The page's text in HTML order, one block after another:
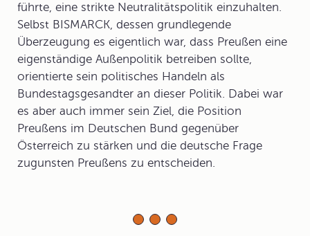
führte, eine strikte Neutralitätspolitik einzuhalten.
Selbst BISMARCK, dessen grundlegende
Überzeugung es eigentlich war, dass Preußen eine
eigenständige Außenpolitik betreiben sollte,
orientierte sein politisches Handeln als
Bundestagsgesandter an dieser Politik. Dabei war
es aber auch immer sein Ziel, die Position
Preußens im Deutschen Bund gegenüber
Österreich zu stärken und die deutsche Frage
zugunsten Preußens zu entscheiden.